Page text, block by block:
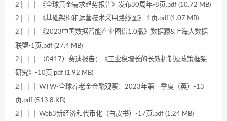
2│ │ │ 《全球黄金需求趋势报告》发布30周年-8页.pdf (10.72 MB)
2│ │ │ 《基础架构和运营技术采用路线图》-1页.pdf (1.07 MB)
2│ │ │ 《2023中国数据智能产业图谱1.0版》数据猿&上海大数据
联盟-1页.pdf (27.4 MB)
2│ │ │ （0417）赛迪报告：《工业稳增长的长效机制及政策框架
研究》-10页.pdf (1.92 MB)
2│ │ │ WTW-全球养老金金融观察：2023年第一季度（英）-13
页.pdf (513.8 KB)
2│ │ │ Web3新经济和代币化（白皮书）-17页.pdf (1.24 MB)